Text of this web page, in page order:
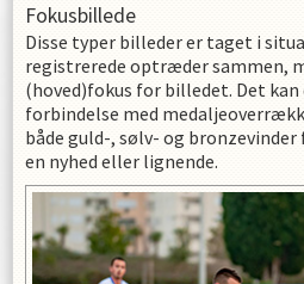
Fokusbillede
Disse typer billeder er taget i
registrerede optræder sammen,
(hoved)fokus for billedet. Det
forbindelse med
både guld-, sølv- og
en nyhed eller lignende.